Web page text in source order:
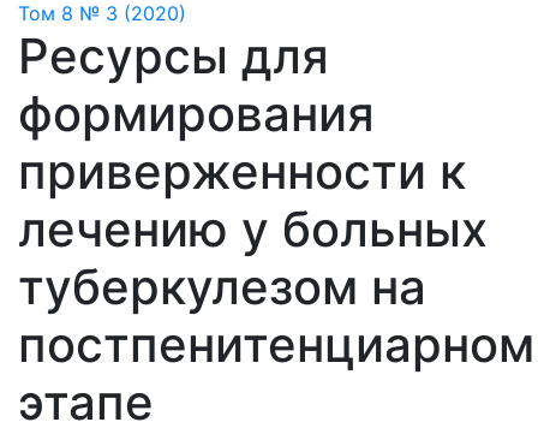
Том 8 № 3 (2020)
Ресурсы для
формирования
приверженности к
лечению у больных
туберкулезом на
постпенитенциарном
этапе